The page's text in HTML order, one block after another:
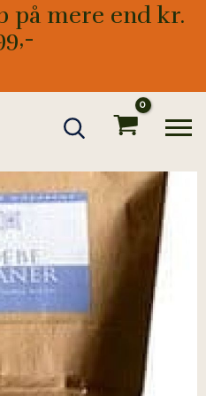
på mere end kr.